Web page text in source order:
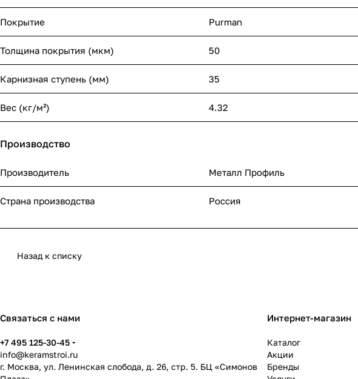
Покрытие Purman
Толщина покрытия (мкм) 50
Карнизная ступень (мм) 35
Вес (кг/м²) 4.32
Производство
Производитель Металл Профиль
Страна производства Россия
Назад к списку
Связаться с нами
+7 495 125-30-45
info@keramstroi.ru
г. Москва, ул. Ленинская слобода, д. 26, стр. 5. БЦ «Симонов
Интернет-магазин
Каталог
Акции
Бренды